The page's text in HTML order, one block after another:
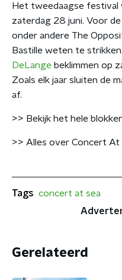
Het tweedaagse festival
zaterdag 28 juni. Voor
onder andere The
Bastille weten te
DeLange beklimmen op
Zoals elk jaar sluiten de
af.
>> Bekijk het hele
>> Alles over Concert At
Tags concert at sea
Gerelateerd